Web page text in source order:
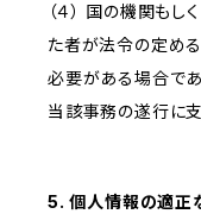
（４） 国の機関も
た者が法令の定め
必要がある場合であ
当該事務の遂行に
5. 個人情報の適正